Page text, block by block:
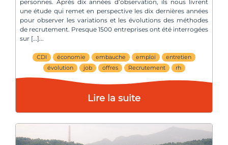
personnes. Après dix années d’observation, ils nous livrent
une étude qui remet en perspective les dix dernières années
pour observer les variations et les évolutions des méthodes
de recrutement. Presque 1500 entreprises ont été interrogées
sur […]
CDI économie embauche emploi
entretien
évolution
job offres Recrutement rh
Lire la suite